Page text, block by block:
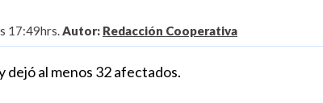
17:49hrs.Autor: Redacción Cooperativa
dejó al menos 32 afectados.